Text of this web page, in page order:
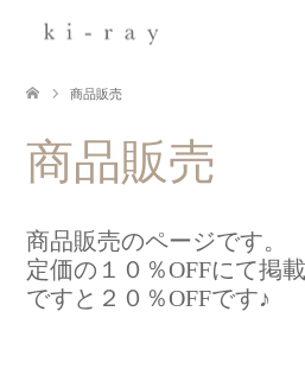
商品販売
商品販売
商品販売のページです。
定価の１０％OFFにて掲
ですと２０％OFFです♪